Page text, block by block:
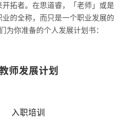
拓者。在思道睿，「老师」或是
业的全称，而只是一个职业发展的
为你准备的个人发展计划书：
师发展计划
入职培训